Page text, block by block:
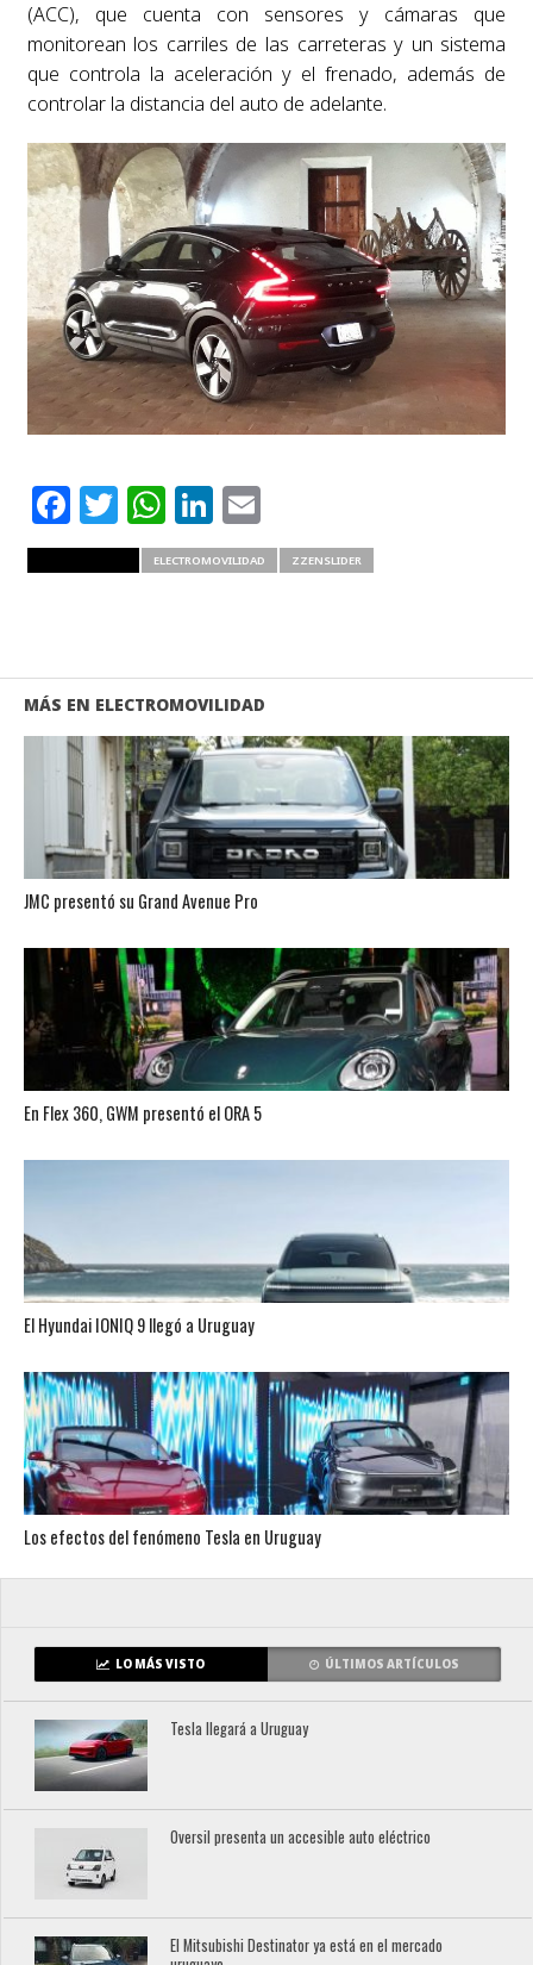
(ACC), que cuenta con sensores y cámaras que
monitorean los carriles de las carreteras y un sistema
que controla la aceleración y el frenado, además de
controlar la distancia del auto de adelante.
Facebook
Twitter
WhatsApp
LinkedIn
Email
ELECTROMOVILIDAD ZZENSLIDER
MÁS EN ELECTROMOVILIDAD
JMC presentó su Grand Avenue Pro
En Flex 360, GWM presentó el ORA 5
El Hyundai IONIQ 9 llegó a Uruguay
Los efectos del fenómeno Tesla en Uruguay
LO MÁS VISTO ÚLTIMOS ARTÍCULOS
Tesla llegará a Uruguay
Oversil presenta un accesible auto eléctrico
El Mitsubishi Destinator ya está en el mercado